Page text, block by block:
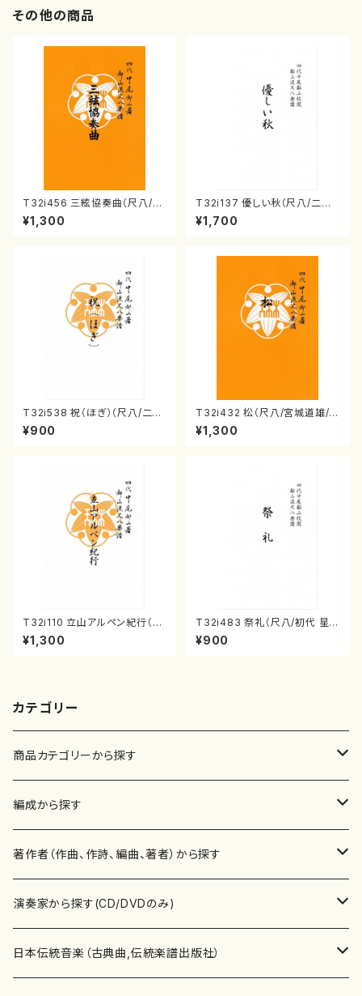
その他の商品
T32i456 三絃協奏曲（尺八/中
能島欣一/楽譜）都山流公刊楽譜
曲番:2164
¥1,300
T32i137 優しい秋（尺八/二代
山本邦山/尺八/都山式譜）都山
流公刊楽譜曲番:586
¥1,700
T32i538 祝（ほぎ）（尺八/二代
池田静山/楽譜）都山流公刊楽譜
曲番:2247
¥900
T32i432 松（尺八/宮城道雄/
楽譜）都山流公刊楽譜曲番:213
8
¥1,300
T32i110 立山アルペン紀行（尺
八/初代 石垣征山/尺八/都山式
譜）都山流公刊楽譜曲番:559
¥1,300
T32i483 祭礼（尺八/初代 星
田一山/楽譜）都山流公刊楽譜曲
番:2191
¥900
カテゴリー
商品カテゴリーから探す
楽譜
書籍
書籍
テキストブック
CD・DVD
チケット
編成から探す
邦楽器
箏・琴（ソロ）
箏・琴（合奏）
合唱
混声合唱
歌・声
著作者（作曲、作詩、編曲、著者）から探す
あ行
青木省三(アオキ ショウゾウ)
か行
演奏家から探す(CD/DVDのみ)
邦楽（箏、三味線、尺八等）演奏家
日本伝統音楽（古典曲,伝統楽譜出版社）